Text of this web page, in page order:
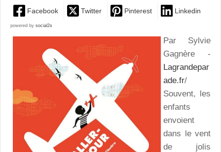
Facebook Twitter Pinterest Linkedin
powered by social2s
Par Sylvie
Gagnère -
Lagrandepar
ade.fr/
Souvent, les
enfants
envoient
dans le vent
de jolis